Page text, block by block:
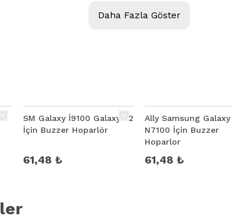
Daha Fazla Göster
SM Galaxy İ9100 Galaxy S2
İçin Buzzer Hoparlör
61,48 ₺
Ally Samsung
N7100 İçin Buzzer
Hoparlor
61,48 ₺